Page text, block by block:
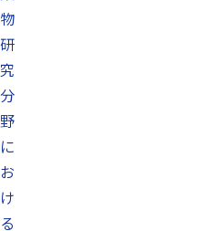
物
研
究
分
野
に
お
け
る